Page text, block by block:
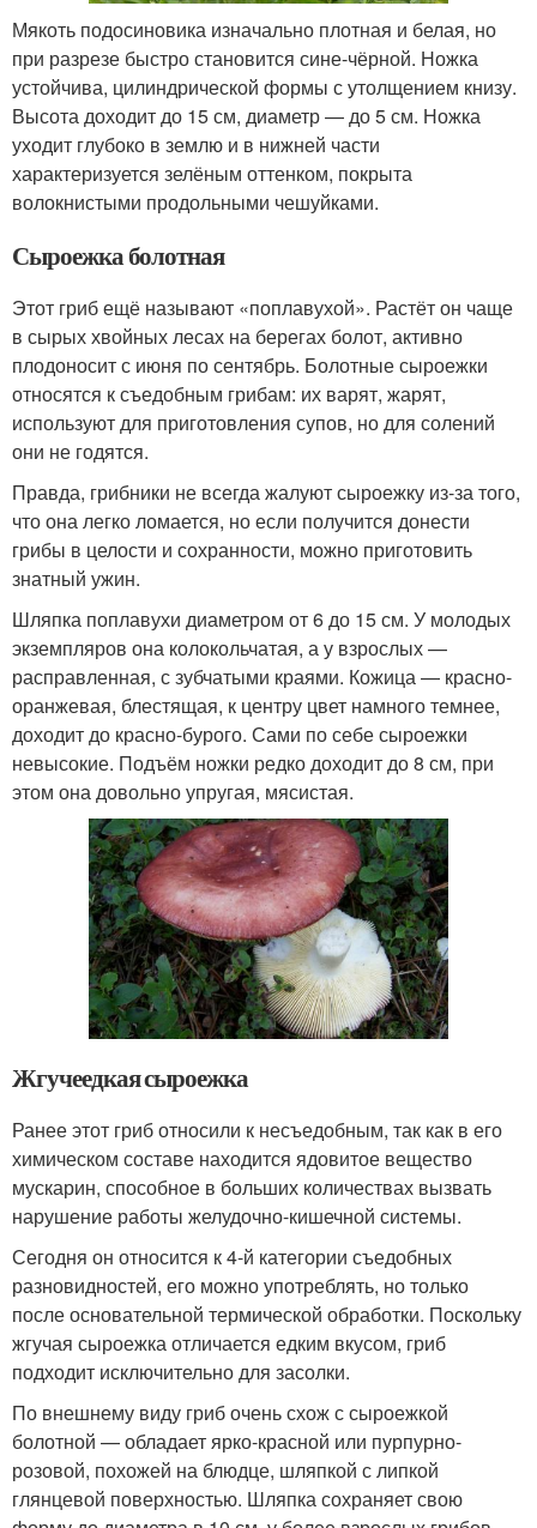
Мякоть подосиновика изначально плотная и белая, но
при разрезе быстро становится сине-чёрной. Ножка
устойчива, цилиндрической формы с утолщением книзу.
Высота доходит до 15 см, диаметр — до 5 см. Ножка
уходит глубоко в землю и в нижней части
характеризуется зелёным оттенком, покрыта
волокнистыми продольными чешуйками.
Сыроежка болотная
Этот гриб ещё называют «поплавухой». Растёт он чаще
в сырых хвойных лесах на берегах болот, активно
плодоносит с июня по сентябрь. Болотные сыроежки
относятся к съедобным грибам: их варят, жарят,
используют для приготовления супов, но для солений
они не годятся.
Правда, грибники не всегда жалуют сыроежку из-за того,
что она легко ломается, но если получится донести
грибы в целости и сохранности, можно приготовить
знатный ужин.
Шляпка поплавухи диаметром от 6 до 15 см. У молодых
экземпляров она колокольчатая, а у взрослых —
расправленная, с зубчатыми краями. Кожица — красно-
оранжевая, блестящая, к центру цвет намного темнее,
доходит до красно-бурого. Сами по себе сыроежки
невысокие. Подъём ножки редко доходит до 8 см, при
этом она довольно упругая, мясистая.
Жгучеедкая сыроежка
Ранее этот гриб относили к несъедобным, так как в его
химическом составе находится ядовитое вещество
мускарин, способное в больших количествах вызвать
нарушение работы желудочно-кишечной системы.
Сегодня он относится к 4-й категории съедобных
разновидностей, его можно употреблять, но только
после основательной термической обработки. Поскольку
жгучая сыроежка отличается едким вкусом, гриб
подходит исключительно для засолки.
По внешнему виду гриб очень схож с сыроежкой
болотной — обладает ярко-красной или пурпурно-
розовой, похожей на блюдце, шляпкой с липкой
глянцевой поверхностью. Шляпка сохраняет свою